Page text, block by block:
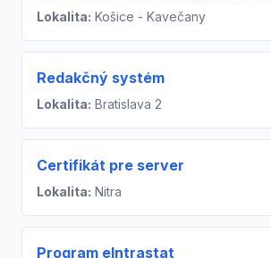
Lokalita: Košice - Kavečany
Redakčný systém
Lokalita: Bratislava 2
Certifikát pre server
Lokalita: Nitra
Program eIntrastat